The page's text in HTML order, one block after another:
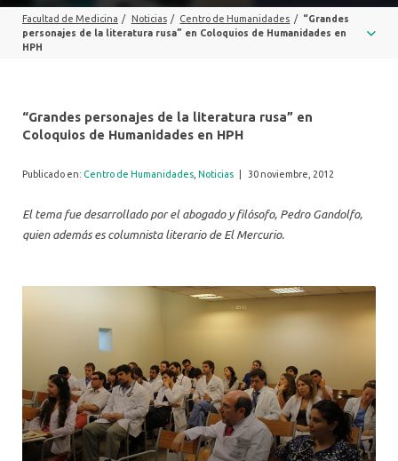
Facultad de Medicina / Noticias / Centro de Humanidades /
“Grandes
personajes de la literatura rusa” en Coloquios de Humanidades en
HPH
“Grandes personajes de la literatura rusa” en
Coloquios de Humanidades en HPH
Publicado en: Centro de Humanidades Noticias 30 noviembre, 2012
El tema fue desarrollado por el abogado y filósofo, Pedro Gandolfo,
quien además es columnista literario de El Mercurio.